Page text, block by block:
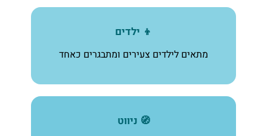
👦 ילדים
מתאים לילדים צעירים ומתבגרים כאחד
🧭 ניווט